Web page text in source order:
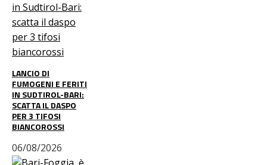
LANCIO DI
FUMOGENI E FERITI
IN SUDTIROL-BARI:
SCATTA IL DASPO
PER 3 TIFOSI
BIANCOROSSI
06/08/2026